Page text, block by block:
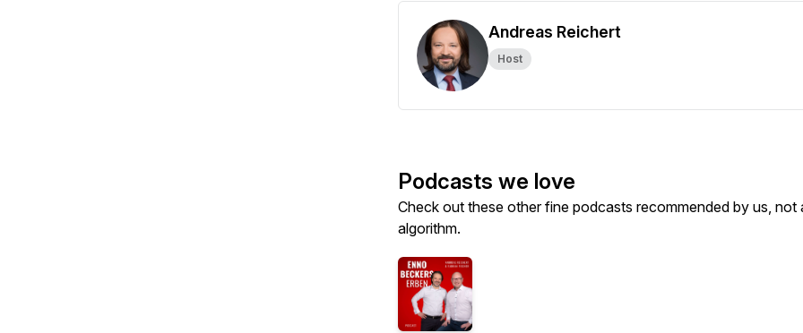
Andreas Reichert
Host
Podcasts we love
Check out these other fine podcasts recommended by us, not
algorithm.